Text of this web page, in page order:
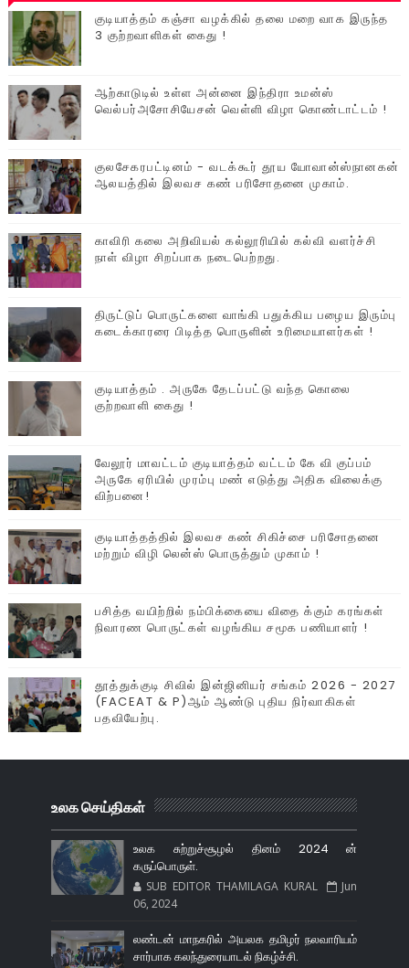
குடியாத்தம் கஞ்சா வழக்கில் தலை மறை வாக இருந்த
3 குற்றவாளிகள் கைது !
ஆற்காடுடில் உள்ள அன்னை இந்திரா உமன்ஸ்
வெல்பர்அசோசியேசன் வெள்ளி விழா கொண்டாட்டம் !
குலசேகரபட்டினம் - வடக்கூர் தூய யோவான்ஸ்நானகன்
ஆலயத்தில் இலவச கண் பரிசோதனை முகாம்.
காவிரி கலை அறிவியல் கல்லூரியில் கல்வி வளர்ச்சி
நாள் விழா சிறப்பாக நடைபெற்றது.
திருட்டுப் பொருட்களை வாங்கி பதுக்கிய பழைய இரும்பு
கடைக்காரரை பிடித்த பொருளின் உரிமையாளர்கள் !
குடியாத்தம் . அருகே தேடப்பட்டு வந்த கொலை
குற்றவாளி கைது !
வேலூர் மாவட்டம் குடியாத்தம் வட்டம் கே வி குப்பம்
அருகே ஏரியில் முரம்பு‌ மண் எடுத்து அதிக விலைக்கு
விற்பனை!
குடியாத்தத்தில் இலவச கண் சிகிச்சை பரிசோதனை
மற்றும் விழி லென்ஸ் பொருத்தும் முகாம் !
பசித்த வயிற்றில் நம்பிக்கையை விதை க்கும் கரங்கள்
நிவாரண பொருட்கள் வழங்கிய சமூக பணியாளர் !
தூத்துக்குடி சிவில் இன்ஜினியர் சங்கம் 2026 - 2027
(FACEAT & P)ஆம் ஆண்டு புதிய நிர்வாகிகள்
பதவியேற்பு.
உலக செய்திகள்
உலக சுற்றுச்சூழல் தினம் 2024 ன்
கருப்பொருள்.
SUB EDITOR THAMILAGA KURAL
Jun
06, 2024
லண்டன் மாநகரில் அயலக தமிழர் நலவாரியம்
சார்பாக கலந்துரையாடல் நிகழ்ச்சி.